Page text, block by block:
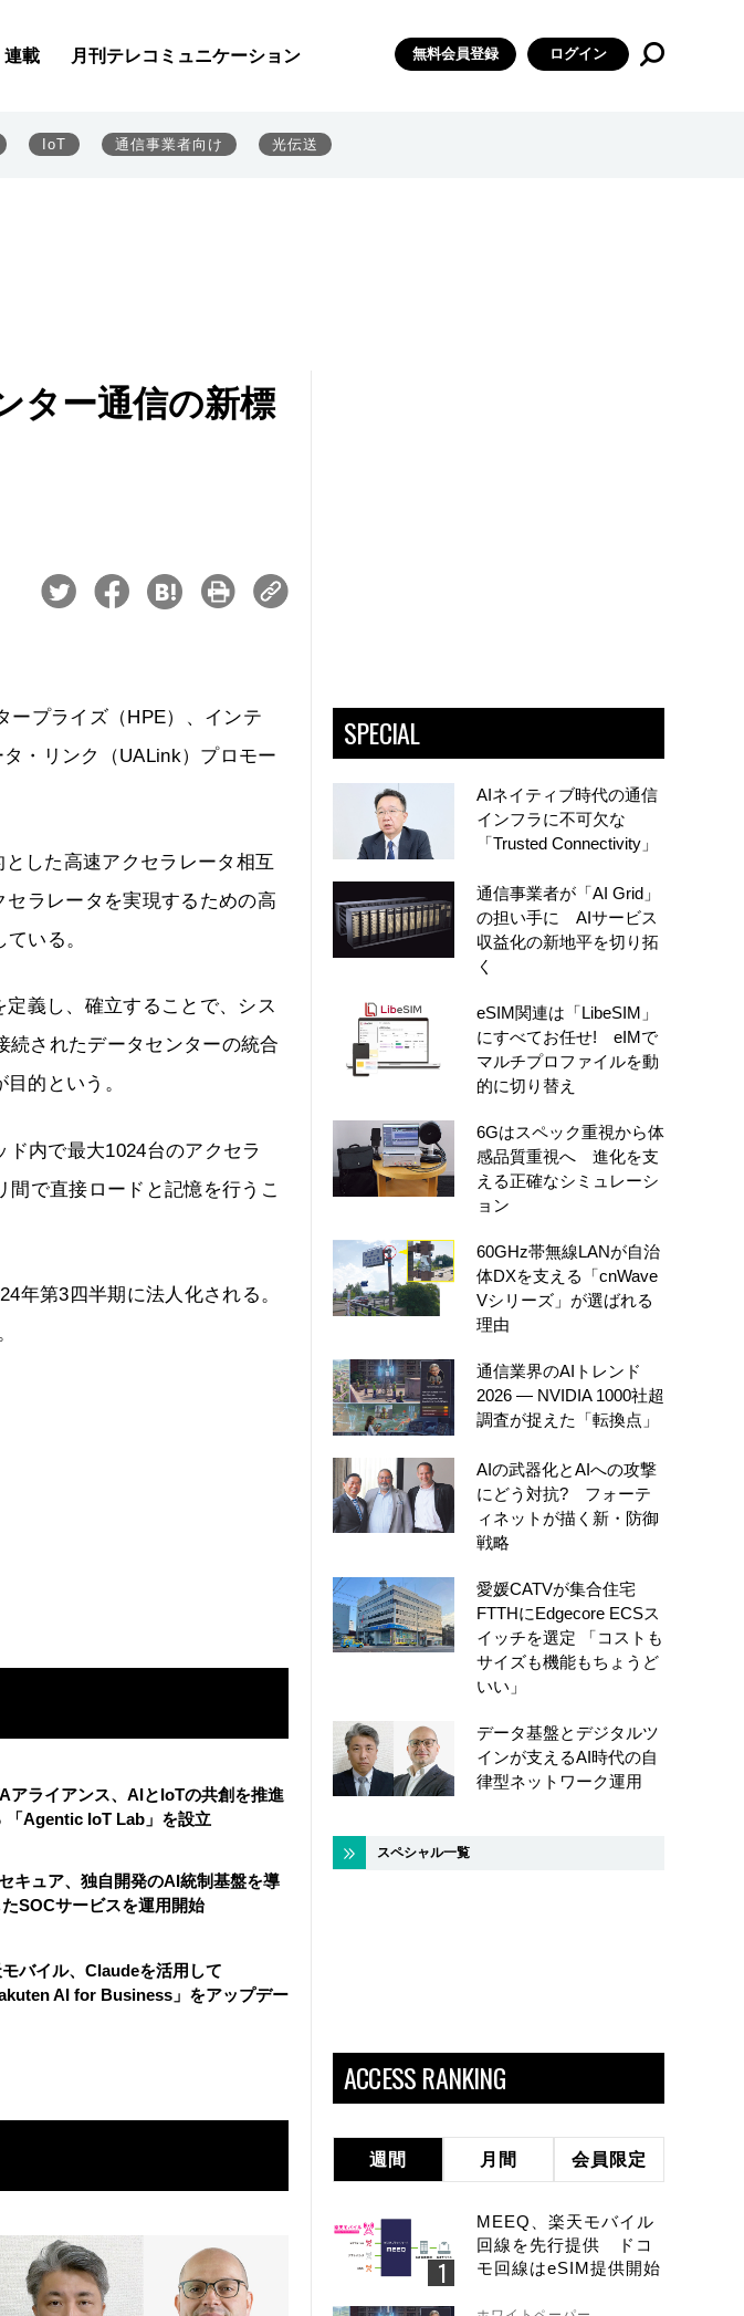
連載 月刊テレコミュニケーション 無料会員登録 ログイン
IoT 通信事業者向け 光伝送
ター通信の新標
ープライズ（HPE）、インテ
・リンク（UALink）プロモー
した高速アクセラレータ相互
ラレータを実現するための高
いる。
義し、確立することで、シス
続されたデータセンターの統合
的という。
内で最大1024台のアクセラ
で直接ロードと記憶を行うこ
年第3四半期に法人化される。
アライアンス、AIとIoTの共創を推進
「Agentic IoT Lab」を設立
キュア、独自開発のAI統制基盤を導
たSOCサービスを運用開始
バイル、Claudeを活用して
AI for Business」をアップデー
SPECIAL
AIネイティブ時代の通信
インフラに不可欠な
「Trusted Connectivity」
通信事業者が「AI Grid」
の担い手に AIサービス
収益化の新地平を切り拓
く
eSIM関連は「LibeSIM」
にすべてお任せ! eIMで
マルチプロファイルを動
的に切り替え
6Gはスペック重視から体
感品質重視へ 進化を支
える正確なシミュレーシ
ョン
60GHz帯無線LANが自治
体DXを支える「cnWave
Vシリーズ」が選ばれる
理由
通信業界のAIトレンド
2026 ― NVIDIA 1000社超
調査が捉えた「転換点」
AIの武器化とAIへの攻撃
にどう対抗? フォーテ
ィネットが描く新・防御
戦略
愛媛CATVが集合住宅
FTTHにEdgecore ECSス
イッチを選定 「コストも
サイズも機能もちょうど
いい」
データ基盤とデジタルツ
インが支えるAI時代の自
律型ネットワーク運用
スペシャル一覧
ACCESS RANKING
週間 月間 会員限定
MEEQ、楽天モバイル
回線を先行提供 ドコ
モ回線はeSIM提供開始